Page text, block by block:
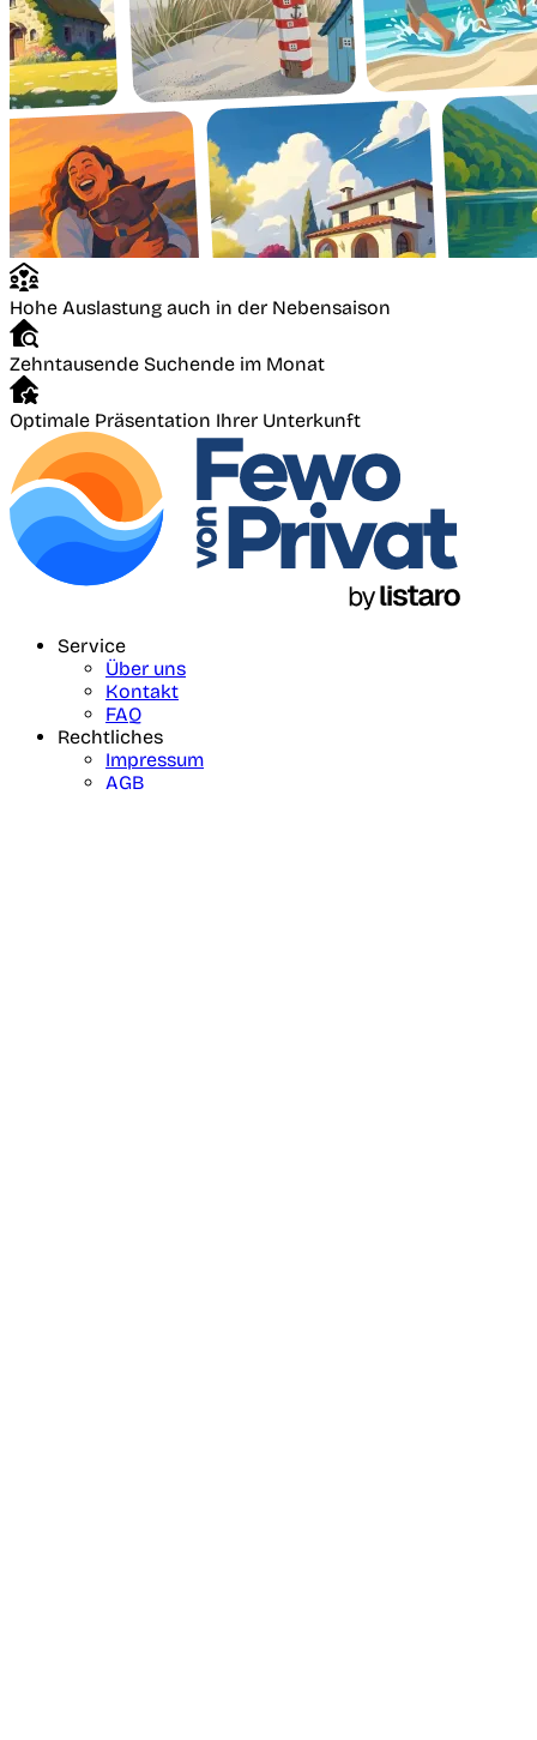
Hohe Auslastung auch in der Nebensaison
Zehntausende Suchende im Monat
Optimale Präsentation Ihrer Unterkunft
Service
Über uns
Kontakt
FAQ
Rechtliches
Impressum
AGB